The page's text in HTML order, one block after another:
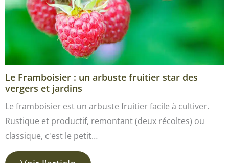
Le Framboisier : un arbuste fruitier star des
vergers et jardins
Le framboisier est un arbuste fruitier facile à cultiver.
Rustique et productif, remontant (deux récoltes) ou
classique, c'est le petit…